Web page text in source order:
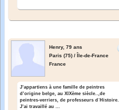
Henry, 79 ans
Paris (75) / Île-de-France
France
J’appartiens à une famille de peintres
d’origine belge, au XIXème siècle..,de
peintres-verriers, de professeurs dʾHistoire.
J’ai travaillé au ...